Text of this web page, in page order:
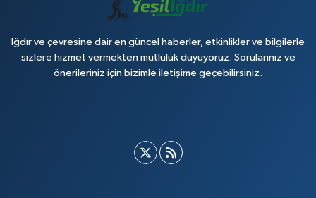
Iğdır ve çevresine dair en güncel haberler, etkinlikler ve bilgilerle
sizlere hizmet vermekten mutluluk duyuyoruz. Sorularınız ve
önerileriniz için bizimle iletişime geçebilirsiniz.